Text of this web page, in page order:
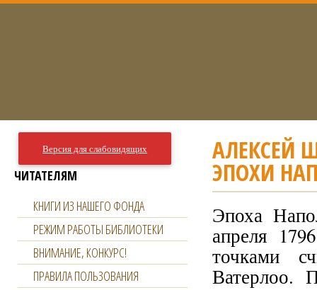
АЛЕКСЕЙ
ЭПОХИ
Эпоха
апреля
точками
Ватерлоо.
Версия для слабовидящих
ЧИТАТЕЛЯМ
КНИГИ ИЗ НАШЕГО ФОНДА
РЕЖИМ РАБОТЫ БИБЛИОТЕКИ
ВНИМАНИЕ, КОНКУРС!
ПРАВИЛА ПОЛЬЗОВАНИЯ